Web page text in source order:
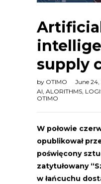
supply
by OTIMO
June
AI ALORITHMS
OTIMO
W połowie
opublikował
poświęcony
zatytułowany
w łańcuchu